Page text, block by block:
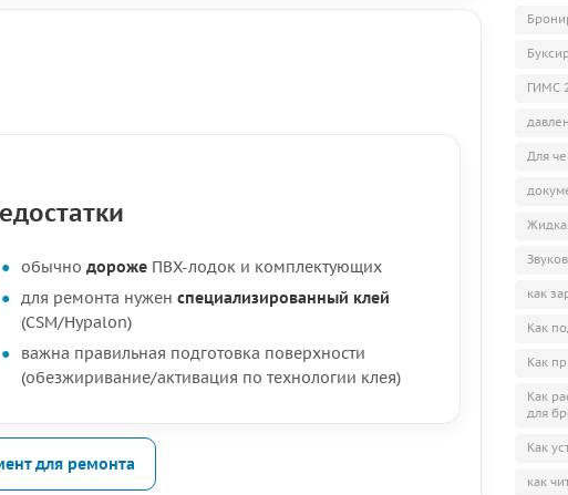
обычно дорожеПВХ-лодок и комплектующих
для ремонта нужен специализированный клей
(CSM/Hypalon)
важна правильная подготовка поверхности
(обезжиривание/активация по технологии клея)
для ремонта
ГИМС
Для
как
Как
Как
Как
для
Как
как